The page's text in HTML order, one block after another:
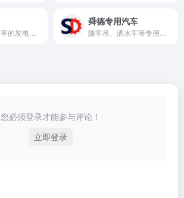
舜德专用汽车
您必须登录才能参与评论！
立即登录